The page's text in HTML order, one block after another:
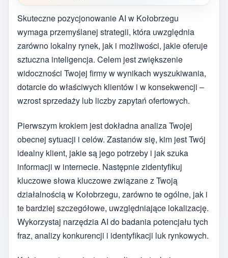
Skuteczne pozycjonowanie AI w Kołobrzegu
wymaga przemyślanej strategii, która uwzględnia
zarówno lokalny rynek, jak i możliwości, jakie oferuje
sztuczna inteligencja. Celem jest zwiększenie
widoczności Twojej firmy w wynikach wyszukiwania,
dotarcie do właściwych klientów i w konsekwencji –
wzrost sprzedaży lub liczby zapytań ofertowych.
Pierwszym krokiem jest dokładna analiza Twojej
obecnej sytuacji i celów. Zastanów się, kim jest Twój
idealny klient, jakie są jego potrzeby i jak szuka
informacji w internecie. Następnie zidentyfikuj
kluczowe słowa kluczowe związane z Twoją
działalnością w Kołobrzegu, zarówno te ogólne, jak i
te bardziej szczegółowe, uwzględniające lokalizację.
Wykorzystaj narzędzia AI do badania potencjału tych
fraz, analizy konkurencji i identyfikacji luk rynkowych.